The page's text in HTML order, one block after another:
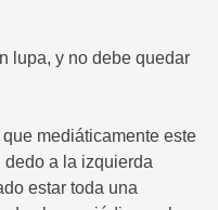
lupa, y no debe quedar
mediáticamente este
a la izquierda
estar toda una